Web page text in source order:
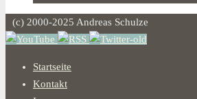
(c) 2000-2025 Andreas Schulze
Startseite
Kontakt